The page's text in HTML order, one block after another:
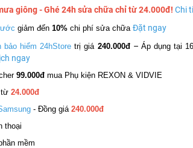
giông - Ghé 24h sửa chữa chỉ từ 24.000đ! Chi
giảm đến 10% chi phí sửa chữa Đặt ngay
bảo hiểm 24hStore trị giá 240.000đ – Áp dụng tại
ngay
99.000đ mua Phụ kiện REXON & VIDVIE
từ 24.000đ
- Đồng giá 240.000đ
thoại
mềm